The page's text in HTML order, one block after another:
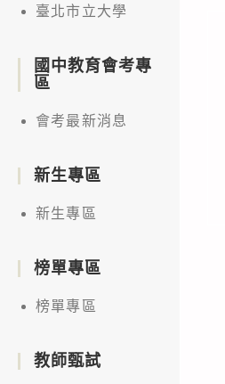
臺北市立大學
國中教育會考專
區
會考最新消息
新生專區
新生專區
榜單專區
榜單專區
教師甄試